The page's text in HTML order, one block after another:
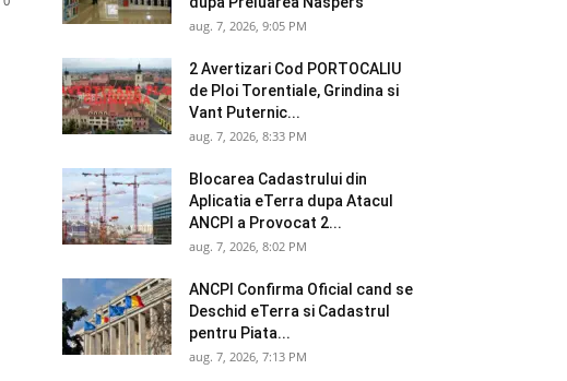
aug. 7, 2026, 9:05 PM
2 Avertizari Cod PORTOCALIU
de Ploi Torentiale, Grindina si
Vant Puternic...
aug. 7, 2026, 8:33 PM
Blocarea Cadastrului din
Aplicatia eTerra dupa Atacul
ANCPI a Provocat 2...
aug. 7, 2026, 8:02 PM
ANCPI Confirma Oficial cand se
Deschid eTerra si Cadastrul
pentru Piata...
aug. 7, 2026, 7:13 PM